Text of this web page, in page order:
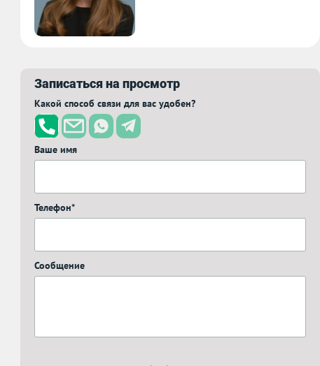
Записаться на просмотр
Какой способ связи для вас удобен?
Ваше имя
Телефон*
Сообщение